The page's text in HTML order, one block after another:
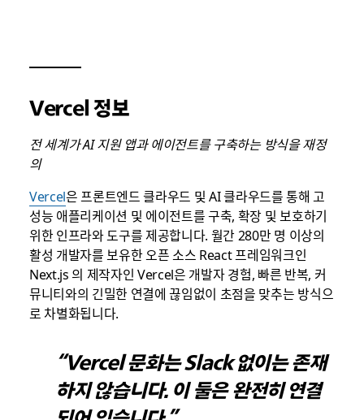
Vercel 정보
전 세계가 AI 지원 앱과 에이전트를 구축하는 방식을 재정
의
Vercel은 프론트엔드 클라우드 및 AI 클라우드를 통해 고
성능 애플리케이션 및 에이전트를 구축, 확장 및 보호하기
위한 인프라와 도구를 제공합니다. 월간 280만 명 이상의
활성 개발자를 보유한 오픈 소스 React 프레임워크인
Next.js 의 제작자인 Vercel은 개발자 경험, 빠른 반복, 커
뮤니티와의 긴밀한 연결에 끊임없이 초점을 맞추는 방식으
로 차별화됩니다.
“Vercel 문화는 Slack 없이는 존재
하지 않습니다. 이 둘은 완전히 연결